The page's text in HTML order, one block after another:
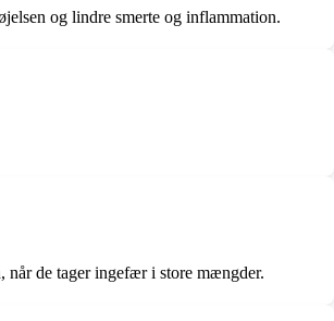
og lindre smerte og inflammation.
når de tager ingefær i store mængder.